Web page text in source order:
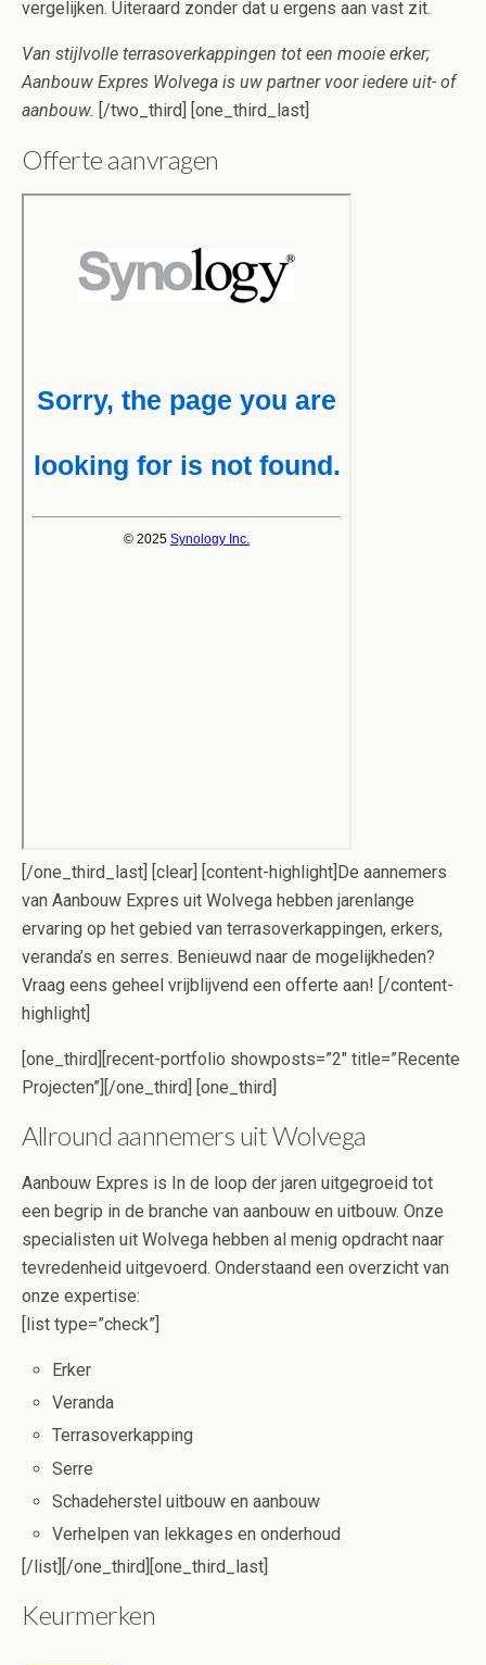
vergelijken. Uiteraard zonder dat u ergens aan vast zit.
Van stijlvolle terrasoverkappingen tot een mooie erker;
Aanbouw Expres Wolvega is uw partner voor iedere uit- of
aanbouw. [/two_third] [one_third_last]
Offerte aanvragen
[/one_third_last] [clear] [content-highlight]De aannemers
van Aanbouw Expres uit Wolvega hebben jarenlange
ervaring op het gebied van terrasoverkappingen, erkers,
veranda’s en serres. Benieuwd naar de mogelijkheden?
Vraag eens geheel vrijblijvend een offerte aan! [/content-
highlight]
[one_third][recent-portfolio showposts=”2″ title=”Recente
Projecten”][/one_third] [one_third]
Allround aannemers uit Wolvega
Aanbouw Expres is In de loop der jaren uitgegroeid tot
een begrip in de branche van aanbouw en uitbouw. Onze
specialisten uit Wolvega hebben al menig opdracht naar
tevredenheid uitgevoerd. Onderstaand een overzicht van
onze expertise:
[list type=”check”]
Erker
Veranda
Terrasoverkapping
Serre
Schadeherstel uitbouw en aanbouw
Verhelpen van lekkages en onderhoud
[/list][/one_third][one_third_last]
Keurmerken